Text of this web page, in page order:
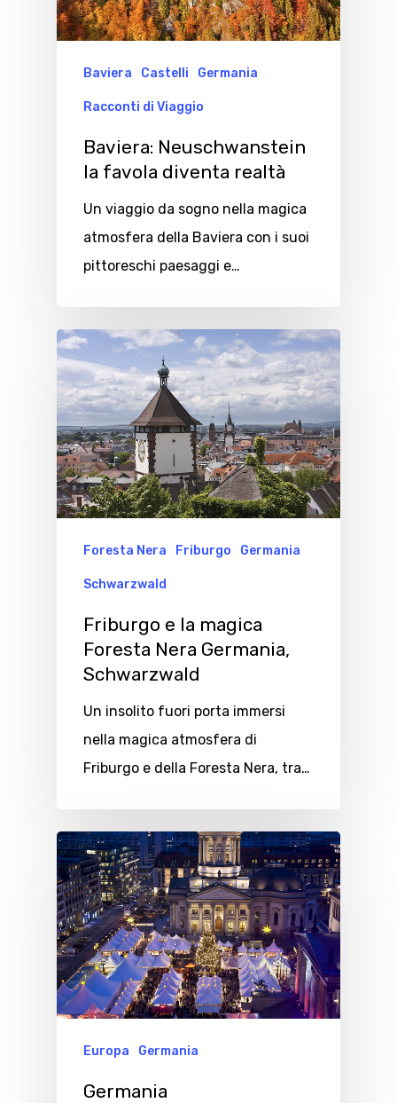
Baviera Castelli Germania
Racconti di Viaggio
Baviera: Neuschwanstein
la favola diventa realtà
Un viaggio da sogno nella magica
atmosfera della Baviera con i suoi
pittoreschi paesaggi e…
Foresta Nera Friburgo Germania
Schwarzwald
Friburgo e la magica
Foresta Nera Germania,
Schwarzwald
Un insolito fuori porta immersi
nella magica atmosfera di
Friburgo e della Foresta Nera, tra…
Europa Germania
Germania